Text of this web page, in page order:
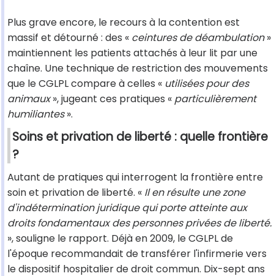
Plus grave encore, le recours à la contention est
massif et détourné : des « ceintures de déambulation»
maintiennent les patients attachés à leur lit par une
chaîne. Une technique de restriction des mouvements
que le CGLPL compare à celles « utilisées pour des
animaux», jugeant ces pratiques « particulièrement
humiliantes».
Soins et privation de liberté : quelle frontière
?
Autant de pratiques qui interrogent la frontière entre
soin et privation de liberté. « Il en résulte une zone
d'indétermination juridique qui porte atteinte aux
droitsfondamentaux des personnes privées de liberté.
», souligne le rapport. Déjà en 2009, le CGLPL de
l'époque recommandait de transférer l'infirmerie vers
le dispositif hospitalier de droit commun. Dix-sept ans